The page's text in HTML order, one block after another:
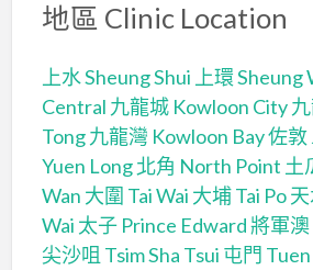
地區 Clinic Location
上水 Sheung Shui 上環 Sheung
Central 九龍城 Kowloon City
Tong九龍灣 Kowloon Bay佐敦
Yuen Long北角 North Point 土
Wan 大圍 Tai Wai 大埔 Tai Po
Wai 太子 Prince Edward將軍澳
尖沙咀 Tsim Sha Tsui 屯門